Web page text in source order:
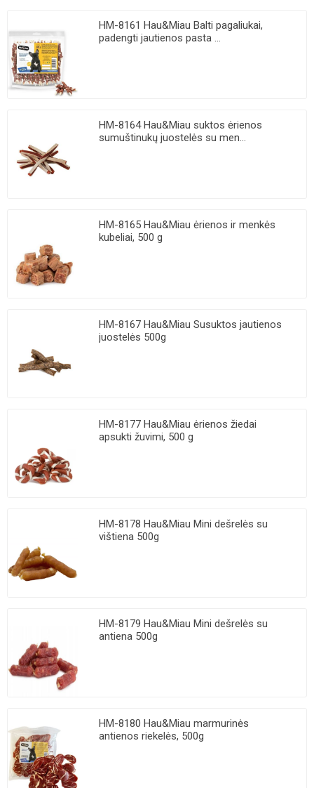
HM-8161 Hau&Miau Balti pagaliukai,
padengti jautienos pasta ...
HM-8164 Hau&Miau suktos ėrienos
sumuštinukų juostelės su men...
HM-8165 Hau&Miau ėrienos ir menkės
kubeliai, 500 g
HM-8167 Hau&Miau Susuktos jautienos
juostelės 500g
HM-8177 Hau&Miau ėrienos žiedai
apsukti žuvimi, 500 g
HM-8178 Hau&Miau Mini dešrelės su
vištiena 500g
HM-8179 Hau&Miau Mini dešrelės su
antiena 500g
HM-8180 Hau&Miau marmurinės
antienos riekelės, 500g